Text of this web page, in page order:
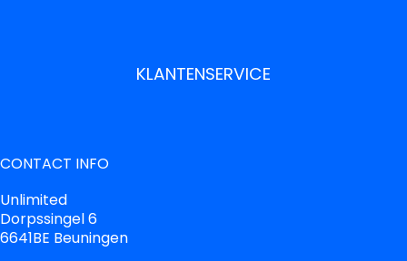
KLANTENSERVICE
CONTACT INFO
Unlimited
Dorpssingel 6
6641BE Beuningen